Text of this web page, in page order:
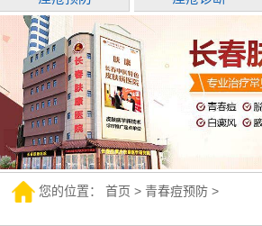
您的位置：首页 >青春痘预防 >